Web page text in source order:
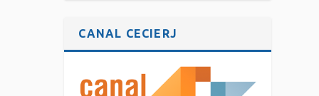
CANAL CECIERJ